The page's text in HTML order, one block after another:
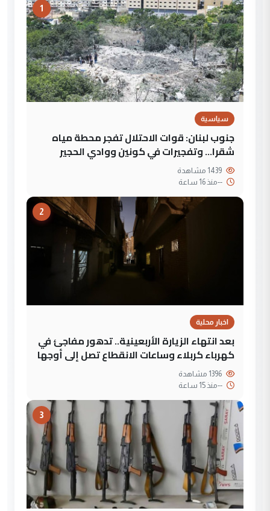
1
سياسية
جنوب لبنان: قوات الاحتلال تفجر محطة مياه
شقرا… وتفجيرات في كونين ووادي الحجير
--منذ 16 ساعة
2
اخبار محلية
بعد انتهاء الزيارة الأربعينية.. تدهور مفاجئ في
كهرباء كربلاء وساعات الانقطاع تصل إلى أوجها
--منذ 15 ساعة
3